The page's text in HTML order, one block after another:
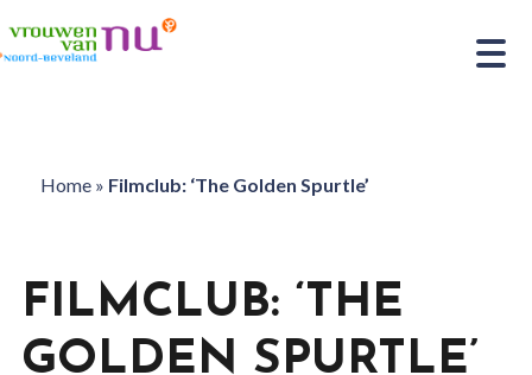
Home» Filmclub: ‘The Golden Spurtle’
FILMCLUB: ‘THE
GOLDEN SPURTLE’